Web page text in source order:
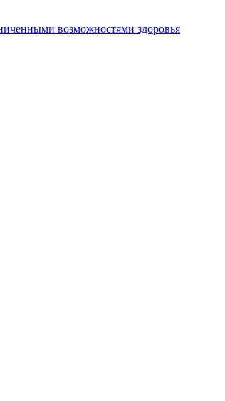
возможностями здоровья